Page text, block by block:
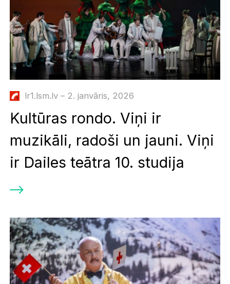
lr1.lsm.lv – 2. janvāris, 2026
Kultūras rondo. Viņi ir
muzikāli, radoši un jauni. Viņi
ir Dailes teātra 10. studija